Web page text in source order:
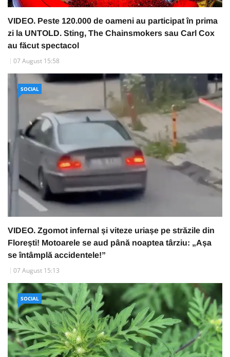
VIDEO. Peste 120.000 de oameni au participat în prima
zi la UNTOLD. Sting, The Chainsmokers sau Carl Cox
au făcut spectacol
07 August 15:58
SOCIAL
VIDEO. Zgomot infernal și viteze uriașe pe străzile din
Florești! Motoarele se aud până noaptea târziu: „Așa
se întâmplă accidentele!”
07 August 15:13
SOCIAL